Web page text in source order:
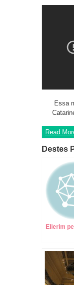
Essa
Read
Destes
Ellerim